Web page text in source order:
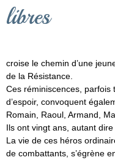
libres
croise le chemin d’une
de la Résistance.
Ces réminiscences, parfois
d’espoir, convoquent
Romain, Raoul, Armand,
Ils ont vingt ans, autant dire
La vie de ces héros
de combattants, s’égrène